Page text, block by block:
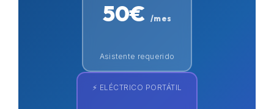
50€ /mes
Asistente requerido
⚡ ELÉCTRICO PORTÁTIL